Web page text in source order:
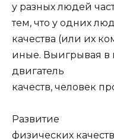
у разных людей
тем, что у одних
качества (или их
иные. Выигрывая в
двигатель
качеств, человек
Развитие
физических